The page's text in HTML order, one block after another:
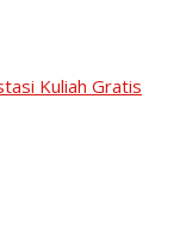
Kuliah Gratis